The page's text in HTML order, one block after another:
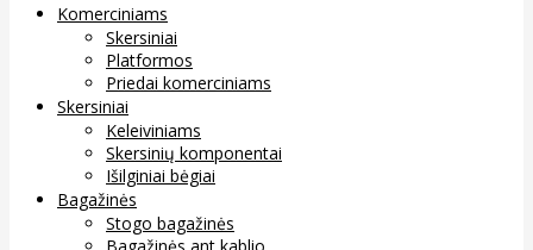
Komerciniams
Skersiniai
Platformos
Priedai komerciniams
Skersiniai
Keleiviniams
Skersinių komponentai
Išilginiai bėgiai
Bagažinės
Stogo bagažinės
Bagažinės ant kablio